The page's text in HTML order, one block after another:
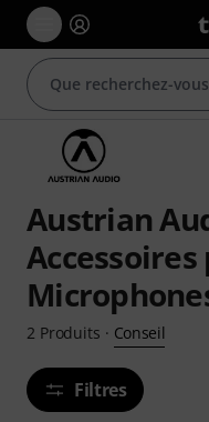
Austrian
Accessoires
2 Produits · Conseil
Filtres